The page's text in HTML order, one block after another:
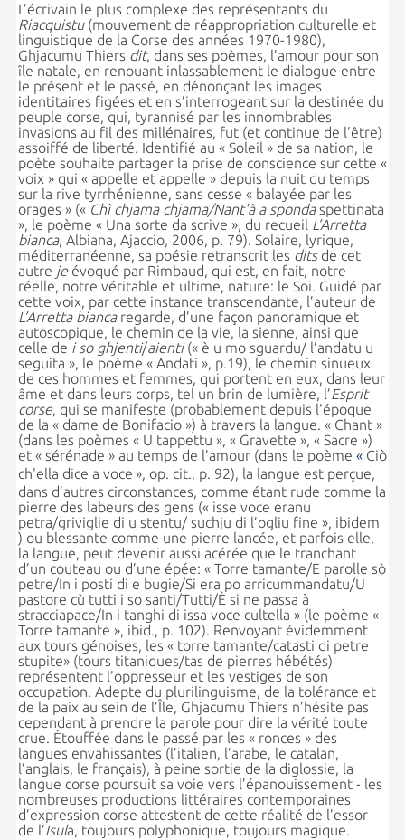
L’écrivain le plus complexe des représentants du
Riacquistu(mouvement de réappropriation culturelle et
linguistique de la Corse des années 1970-1980),
Ghjacumu Thiers dit, dans ses poèmes, l’amour pour son
île natale, en renouant inlassablement le dialogue entre
le présent et le passé, en dénonçant les images
identitaires figées et en s’interrogeant sur la destinée du
peuple corse, qui, tyrannisé par les innombrables
invasions au fil des millénaires, fut (et continue de l’être)
assoiffé de liberté. Identifié au « Soleil » de sa nation, le
poète souhaite partager la prise de conscience sur cette «
voix » qui « appelle et appelle » depuis la nuit du temps
sur la rive tyrrhénienne, sans cesse « balayée par les
orages » (« Chì chjama chjama/Nant'à a spondaspettinata
», le poème « Una sorte da scrive », du recueil L’Arretta
bianca, Albiana, Ajaccio, 2006, p. 79). Solaire, lyrique,
méditerranéenne, sa poésie retranscrit les ditsde cet
autre jeévoqué par Rimbaud, qui est, en fait, notre
réelle, notre véritable et ultime, nature: le Soi. Guidé par
cette voix, par cette instance transcendante, l’auteur de
L’Arretta biancaregarde, d’une façon panoramique et
autoscopique, le chemin de la vie, la sienne, ainsi que
celle de i so ghjenti/aienti(« è u mo sguardu/ l’andatu u
seguita », le poème « Andati », p.19), le chemin sinueux
de ces hommes et femmes, qui portent en eux, dans leur
âme et dans leurs corps, tel un brin de lumière, l’Esprit
corse, qui se manifeste (probablement depuis l’époque
de la « dame de Bonifacio ») à travers la langue. « Chant »
(dans les poèmes « U tappettu », « Gravette », « Sacre »)
et « sérénade » au temps de l’amour (dans le poème « Ciò
ch'ella dice a voce », op. cit., p. 92), la langue est perçue,
dans d’autres circonstances, comme étant rude comme la
pierre des labeurs des gens (« isse voce eranu
petra/griviglie di u stentu/ suchju di l’ogliu fine », ibidem
) ou blessante comme une pierre lancée, et parfois elle,
la langue, peut devenir aussi acérée que le tranchant
d’un couteau ou d’une épée: « Torre tamante/E parolle sò
petre/In i posti di e bugie/Si era po arricummandatu/U
pastore cù tutti i so santi/Tutti/È si ne passa à
stracciapace/In i tanghi di issa voce cultella »(le poème «
Torre tamante », ibid., p. 102). Renvoyant évidemment
aux tours génoises, les « torre tamante/catasti di petre
stupite» (tours titaniques/tas de pierres hébétés)
représentent l’oppresseur et les vestiges de son
occupation. Adepte du plurilinguisme, de la tolérance et
de la paix au sein de l’Île, Ghjacumu Thiers n’hésite pas
cependant à prendre la parole pour dire la vérité toute
crue. Étouffée dans le passé par les « ronces » des
langues envahissantes (l’italien, l’arabe, le catalan,
l’anglais, le français), à peine sortie de la diglossie, la
langue corse poursuit sa voie vers l’épanouissement - les
nombreuses productions littéraires contemporaines
d’expression corse attestent de cette réalité de l’essor
de l’Isula, toujours polyphonique, toujours magique.